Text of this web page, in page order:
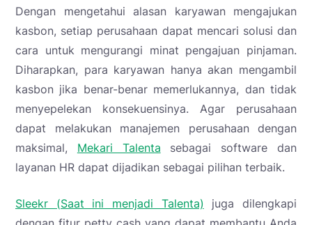
Dengan mengetahui alasan karyawan mengajukan
kasbon, setiap perusahaan dapat mencari solusi dan
cara untuk mengurangi minat pengajuan pinjaman.
Diharapkan, para karyawan hanya akan mengambil
kasbon jika benar-benar memerlukannya, dan tidak
menyepelekan konsekuensinya. Agar perusahaan
dapat melakukan manajemen perusahaan dengan
maksimal, Mekari Talenta sebagai software dan
layanan HR dapat dijadikan sebagai pilihan terbaik.
Sleekr (Saat ini menjadi Talenta) juga dilengkapi